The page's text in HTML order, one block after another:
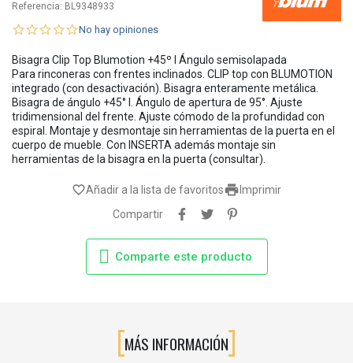
Referencia: BL9348933
No hay opiniones
Bisagra Clip Top Blumotion +45º I Ángulo semisolapada
Para rinconeras con frentes inclinados. CLIP top con BLUMOTION
integrado (con desactivación). Bisagra enteramente metálica.
Bisagra de ángulo +45° I. Ángulo de apertura de 95°. Ajuste
tridimensional del frente. Ajuste cómodo de la profundidad con
espiral. Montaje y desmontaje sin herramientas de la puerta en el
cuerpo de mueble. Con INSERTA además montaje sin
herramientas de la bisagra en la puerta (consultar).
 Imprimir
favorite_borderAñadir a la lista de favoritos
Compartir
Comparte este producto
MÁS INFORMACIÓN